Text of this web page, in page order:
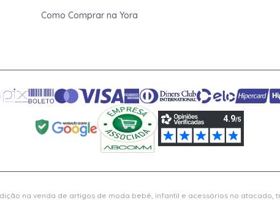
Como Comprar na Yora
na venda de artigos de moda bebê, infantil e acessórios no atacado,